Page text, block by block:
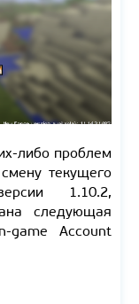
либо проблем
текущего
1.10.2,
следующая
game Account